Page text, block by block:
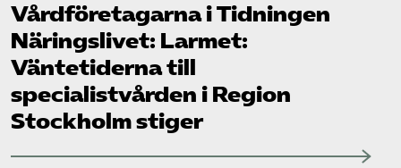
Vård­företagarna i Tidningen
Näringslivet: Larmet:
Väntetiderna till
specialistvården i Region
Stockholm stiger